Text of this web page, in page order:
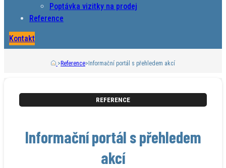
Poptávka vizitky na prodej
Reference
Kontakt
> Reference> Informační portál s přehledem akcí
REFERENCE
Informační portál s přehledem
akcí